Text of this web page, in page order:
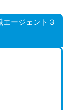
ージェント３